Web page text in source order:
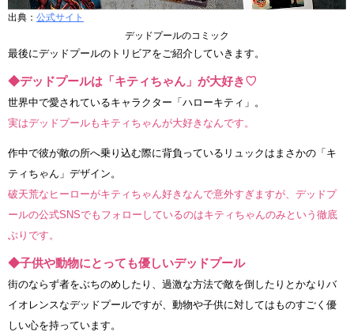
出典： 公式サイト
デッドプールのコミック
最後にデッドプールのトリビアをご紹介していきます。
◆デッドプールは「キティちゃん」が大好き♡
世界中で愛されているキャラクター「ハローキティ」。
実はデッドプールもキティちゃんが大好きなんです。
作中で彼が敵の所へ乗り込む際に背負っているリュックはまさかの「キ
ティちゃん」デザイン。
破天荒なヒーローがキティちゃん好きなんで意外すぎますが、デッドプ
ールの公式SNSでもフォローしているのはキティちゃんのみという徹底
ぶりです。
◆子供や動物にとっても優しいデッドプール
街のならず者をぶちのめしたり、過激な方法で敵を倒したりとかなりバ
イオレンスなデッドプールですが、動物や子供に対してはものすごく優
しい心を持っています。